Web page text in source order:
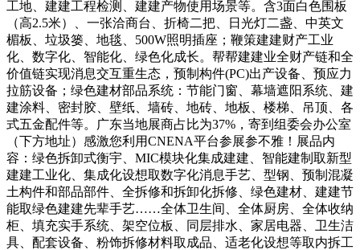
工地、建建工程检测、建建产物使用场景等。含3面白色围板
（高2.5米）、一张洽商台、折椅二把、日光灯二盏、中英文
楣板、垃圾篓、地毯、500W照明插座；鞭策建建财产工业
化、数字化、智能化、绿色化成长。帮帮建建业全财产链和全
价值链实现消息交互重生态，预制构件(PC)出产设备、预应力
拉筋设备；绿色建材部品系统：节能门窗、幕墙遮阳系统、建
建涂料、密封胶、壁纸、墙砖、地砖、地板、楼梯、吊顶、各
式五金配件等。广东当地展商占比为37%，寄到组委会办公室
（下方地址）感激您利用CNENA平台参展参不雅！展品内
容：绿色拆卸式衡宇、MIC模块化集成建建、智能建制取新型
建建工业化、集成化设想取数字化消息手艺、型钢、预制混凝
土构件和部品部件、全拆修和拆卸化拆修、绿色建材、建建节
能取绿色建建先辈手艺……全体卫生间、全体厨房、全体收纳
柜、填充实手系统、架空位板、同层排水、家居电器、卫生洁
具、配套设备、粉饰拆修材料取成品、适老化设想等取内拆工